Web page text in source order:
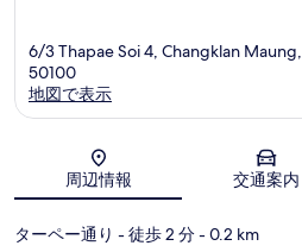
6/3 Thapae Soi 4, Changklan
50100
地図で表示
周辺情報 交通案内
ターペー通り - 徒歩 2 分- 0.2 km